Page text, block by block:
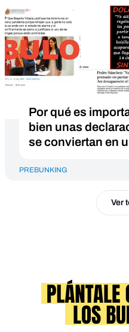
Por qué es
bien unas
se conviertan en
PREBUNKING
Ver